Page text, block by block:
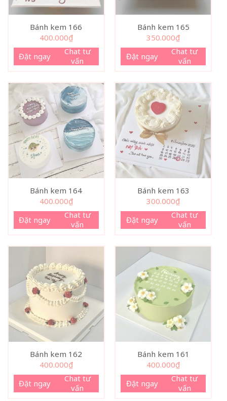
Bánh kem 166
400.000₫
Đặt ngay
Chat tư
vấn
Bánh kem 165
350.000₫
Đặt ngay
Chat tư
vấn
Bánh kem 164
400.000₫
Đặt ngay
Chat tư
vấn
Bánh kem 163
300.000₫
Đặt ngay
Chat tư
vấn
Bánh kem 162
400.000₫
Đặt ngay
Chat tư
vấn
Bánh kem 161
400.000₫
Đặt ngay
Chat tư
vấn